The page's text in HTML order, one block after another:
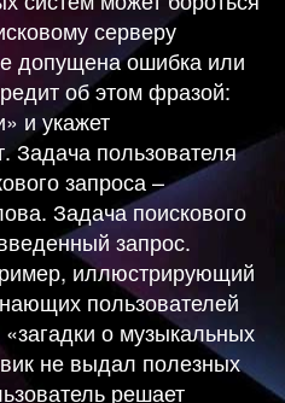
серверу
допущена ошибка или
об этом фразой:
и укажет
Задача пользователя
запроса –
Задача поискового
запрос.
иллюстрирующий
пользователей
о музыкальных
не выдал полезных
решает